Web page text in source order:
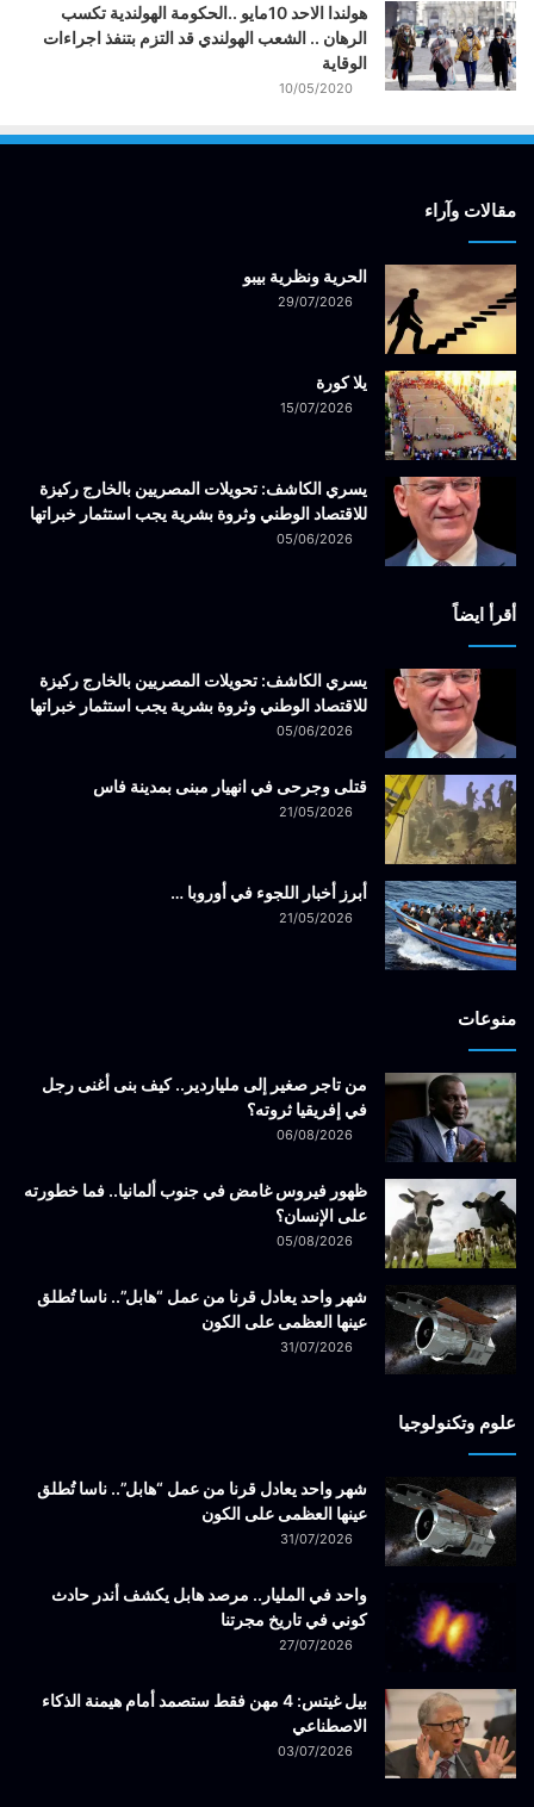
هولندا الاحد 10مايو ..الحكومة الهولندية تكسب
الرهان .. الشعب الهولندي قد التزم بتنفذ اجراءات
الوقاية
10/05/2020
مقالات وآراء
الحرية ونظرية بيبو
29/07/2026
يلا كورة
15/07/2026
يسري الكاشف: تحويلات المصريين بالخارج ركيزة
للاقتصاد الوطني وثروة بشرية يجب استثمار خبراتها
05/06/2026
أقرأ ايضاً
يسري الكاشف: تحويلات المصريين بالخارج ركيزة
للاقتصاد الوطني وثروة بشرية يجب استثمار خبراتها
05/06/2026
قتلى وجرحى في انهيار مبنى بمدينة فاس
21/05/2026
أبرز أخبار اللجوء في أوروبا …
21/05/2026
منوعات
من تاجر صغير إلى ملياردير.. كيف بنى أغنى رجل
في إفريقيا ثروته؟
06/08/2026
ظهور فيروس غامض في جنوب ألمانيا.. فما خطورته
على الإنسان؟
05/08/2026
شهر واحد يعادل قرنا من عمل “هابل”.. ناسا تُطلق
عينها العظمى على الكون
31/07/2026
علوم وتكنولوجيا
شهر واحد يعادل قرنا من عمل “هابل”.. ناسا تُطلق
عينها العظمى على الكون
31/07/2026
واحد في المليار.. مرصد هابل يكشف أندر حادث
كوني في تاريخ مجرتنا
27/07/2026
بيل غيتس: 4 مهن فقط ستصمد أمام هيمنة الذكاء
الاصطناعي
03/07/2026